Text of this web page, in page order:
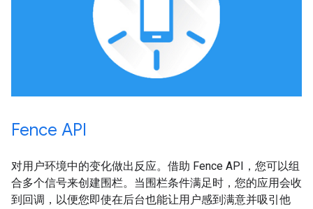
Fence API
对用户环境中的变化做出反应。借助 Fence API，您可以组
合多个信号来创建围栏。当围栏条件满足时，您的应用会收
到回调，以便您即使在后台也能让用户感到满意并吸引他